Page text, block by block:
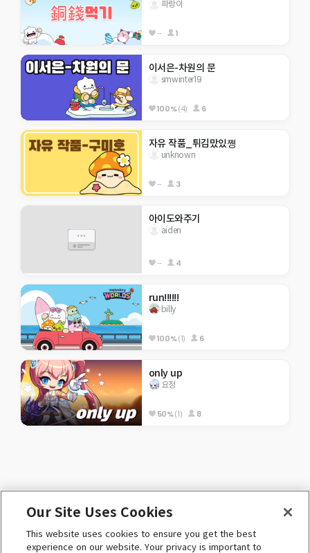
파랑이
-- 1
이서은-차원의 문
smwinter19
100%(4) 6
자유 작품_튀김맜있쪙
unknown
-- 3
아이도와주기
aiden
-- 4
run!!!!!!
billy
100%(1) 6
only up
요정
50%(1) 8
ⓒ Nexon Korea Corp. & Toben Studio Inc.
Our Site Uses Cookies
This website uses cookies to ensure you get the best
experience on our website. Your privacy is important to